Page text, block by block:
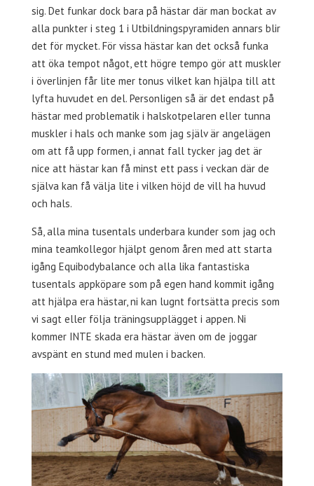
sig. Det funkar dock bara på hästar där man bockat av
alla punkter i steg 1 i Utbildningspyramiden annars blir
det för mycket. För vissa hästar kan det också funka
att öka tempot något, ett högre tempo gör att muskler
i överlinjen får lite mer tonus vilket kan hjälpa till att
lyfta huvudet en del. Personligen så är det endast på
hästar med problematik i halskotpelaren eller tunna
muskler i hals och manke som jag själv är angelägen
om att få upp formen, i annat fall tycker jag det är
nice att hästar kan få minst ett pass i veckan där de
själva kan få välja lite i vilken höjd de vill ha huvud
och hals.
Så, alla mina tusentals underbara kunder som jag och
mina teamkollegor hjälpt genom åren med att starta
igång Equibodybalance och alla lika fantastiska
tusentals appköpare som på egen hand kommit igång
att hjälpa era hästar, ni kan lugnt fortsätta precis som
vi sagt eller följa träningsupplägget i appen. Ni
kommer INTE skada era hästar även om de joggar
avspänt en stund med mulen i backen.